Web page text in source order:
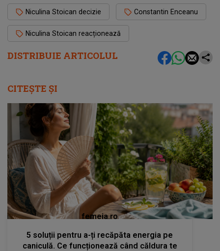
DISTRIBUIE ARTICOLUL
Niculina Stoican decizie Constantin Enceanu
Niculina Stoican reacționează
CITEȘTE ȘI
femeia.ro
5 soluții pentru a-ți recăpăta energia pe
caniculă. Ce funcționează când căldura te